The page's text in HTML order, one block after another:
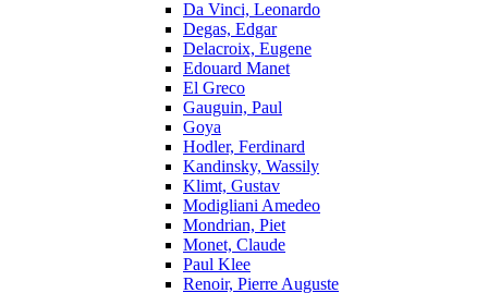
Da Vinci, Leonardo
Degas, Edgar
Delacroix, Eugene
Edouard Manet
El Greco
Gauguin, Paul
Goya
Hodler, Ferdinard
Kandinsky, Wassily
Klimt, Gustav
Modigliani Amedeo
Mondrian, Piet
Monet, Claude
Paul Klee
Renoir, Pierre Auguste